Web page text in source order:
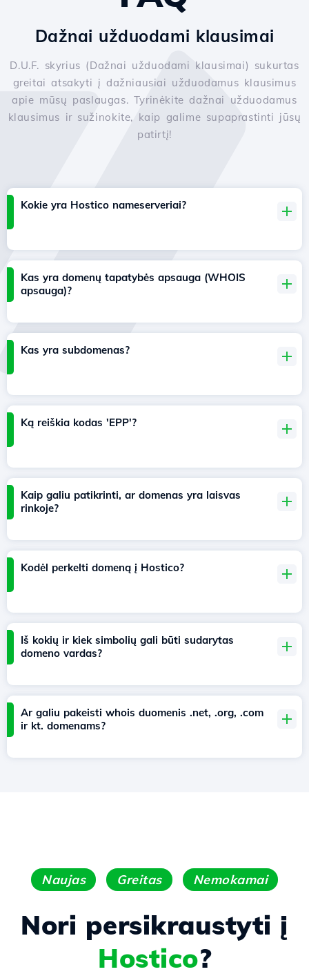
Dažnai užduodami klausimai
D.U.F. skyrius (Dažnai užduodami klausimai) sukurtas
greitai atsakyti į dažniausiai užduodamus klausimus
apie mūsų paslaugas. Tyrinėkite dažnai užduodamus
klausimus ir sužinokite, kaip galime supaprastinti jūsų
patirtį!
Kokie yra Hostico nameserveriai?
Kas yra domenų tapatybės apsauga (WHOIS
apsauga)?
Kas yra subdomenas?
Ką reiškia kodas 'EPP'?
Kaip galiu patikrinti, ar domenas yra laisvas
rinkoje?
Kodėl perkelti domeną į Hostico?
Iš kokių ir kiek simbolių gali būti sudarytas
domeno vardas?
Ar galiu pakeisti whois duomenis .net, .org, .com
ir kt. domenams?
Naujas Greitas Nemokamai
Nori persikraustyti į
Hostico?